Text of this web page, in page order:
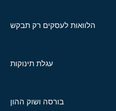
הלוואות לעסקים רק תבקש
עגלת תינוקות
בורסה ושוק ההון